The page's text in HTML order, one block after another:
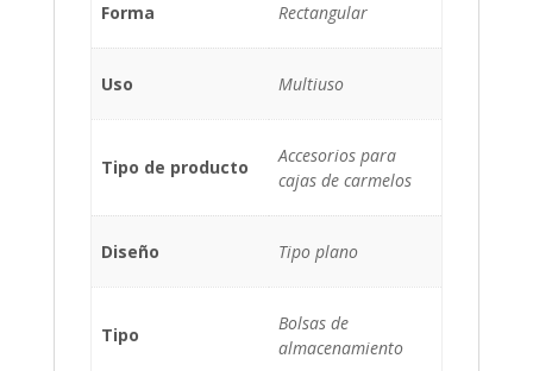
Forma Rectangular
Uso Multiuso
Tipo de producto
Accesorios para
cajas de carmelos
Diseño Tipo plano
Tipo
Bolsas de
almacenamiento